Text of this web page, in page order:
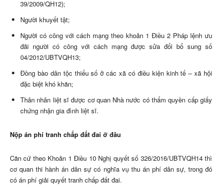
39/2009/QH12);
Người khuyết tật;
Người có công với cách mạng theo khoản 1 Điều 2 Pháp lệnh ưu
đãi người có công với cách mạng được sửa đổi bổ sung số
04/2012/UBTVQH13;
Đồng bào dân tộc thiểu số ở các xã có điều kiện kinh tế – xã hội
đặc biệt khó khăn;
Thân nhân liệt sĩ được cơ quan Nhà nước có thẩm quyền cấp giấy
chứng nhận gia đình liệt sĩ.
Nộp án phí tranh chấp đất đai ở đâu
Căn cứ theo Khoản 1 Điều 10 Nghị quyết số 326/2016/UBTVQH14 thì
cơ quan thi hành án dân sự có nghĩa vụ thu án phí dân sự, trong đó
có án phí giải quyết tranh chấp đất đai.